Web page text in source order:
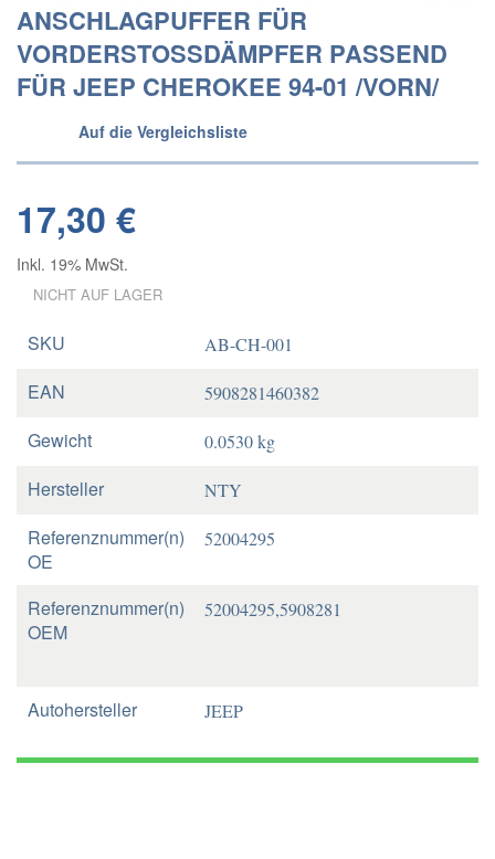
ANSCHLAGPUFFER FÜR
VORDERSTOSSDÄMPFER PASSEND F
ÜR JEEP CHEROKEE 94-01 /VORN/
Auf die Vergleichsliste
17,30 €
Inkl. 19% MwSt.
NICHT AUF LAGER
SKU AB-CH-001
EAN 5908281460382
Gewicht 0.0530 kg
Hersteller NTY
Referenznummer(n)
OE
52004295
Referenznummer(n)
OEM
52004295,5908281
Autohersteller JEEP